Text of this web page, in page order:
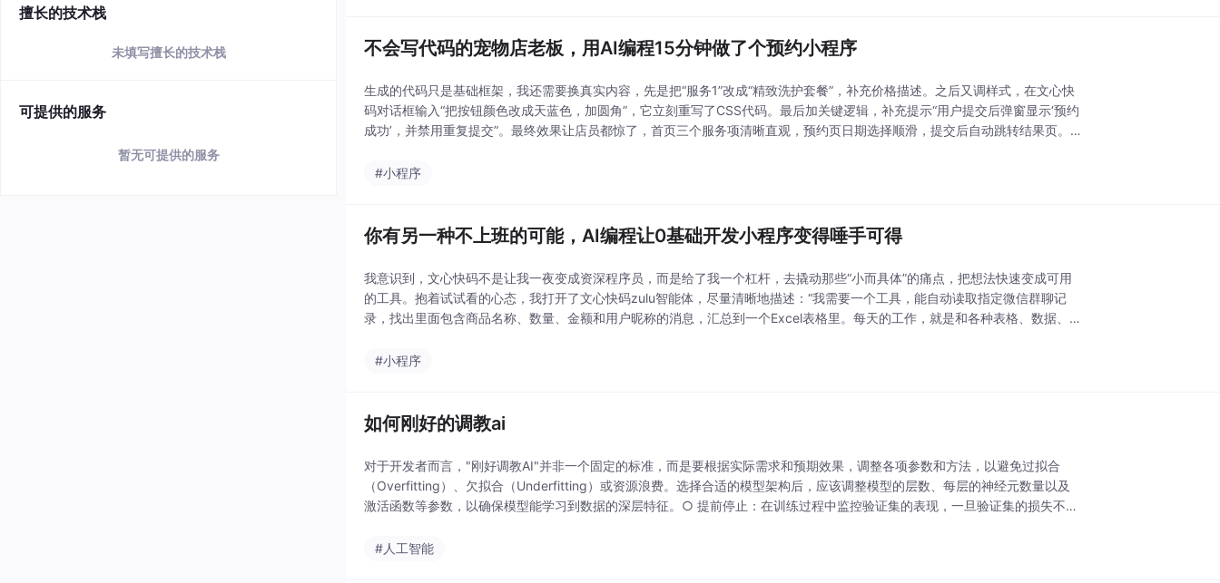
擅长的技术栈
未填写擅长的技术栈
可提供的服务
暂无可提供的服务
不会写代码的宠物店老板，用AI编程15分钟做了个预约小程序
生成的代码只是基础框架，我还需要换真实内容，先是把“服务1”改成“精致洗护套餐”，补充价格描述。之后又调样式，在文心快
码对话框输入“把按钮颜色改成天蓝色，加圆角”，它立刻重写了CSS代码。最后加关键逻辑，补充提示“用户提交后弹窗显示‘预约
成功’，并禁用重复提交”。最终效果让店员都惊了，首页三个服务项清晰直观，预约页日期选择顺滑，提交后自动跳转结果页。
#小程序
你有另一种不上班的可能，AI编程让0基础开发小程序变得唾手可得
我意识到，文心快码不是让我一夜变成资深程序员，而是给了我一个杠杆，去撬动那些“小而具体”的痛点，把想法快速变成可用
的工具。抱着试试看的心态，我打开了文心快码zulu智能体，尽量清晰地描述：“我需要一个工具，能自动读取指定微信群聊记
录，找出里面包含商品名称、数量、金额和用户昵称的消息，汇总到一个Excel表格里。每天的工作，就是和各种表格、数据、
#小程序
如何刚好的调教ai
对于开发者而言，"刚好调教AI"并非一个固定的标准，而是要根据实际需求和预期效果，调整各项参数和方法，以避免过拟合
（Overfitting）、欠拟合（Underfitting）或资源浪费。选择合适的模型架构后，应该调整模型的层数、每层的神经元数量以及
激活函数等参数，以确保模型能学习到数据的深层特征。○ 提前停止：在训练过程中监控验证集的表现，一旦验证集的损失不再
#人工智能